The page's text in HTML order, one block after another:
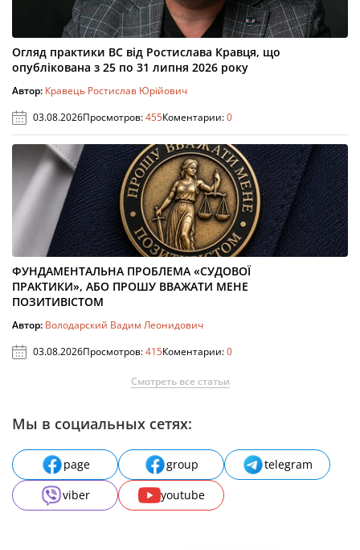
Огляд практики ВС від Ростислава Кравця, що
опублікована з 25 по 31 липня 2026 року
Автор: Кравець Ростислав Юрійович
03.08.2026Просмотров:455Коментарии:0
ФУНДАМЕНТАЛЬНА ПРОБЛЕМА «СУДОВОЇ
ПРАКТИКИ», АБО ПРОШУ ВВАЖАТИ МЕНЕ
ПОЗИТИВІСТОМ
Автор: Володарский Вадим Леонидович
03.08.2026Просмотров:415Коментарии:0
Смотреть все статьи
Мы в социальных сетях:
page group
telegram
viber
youtube